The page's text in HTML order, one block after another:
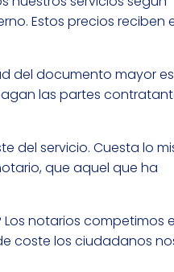
Estos precios reciben
del documento mayor
las partes
del servicio. Cuesta lo
que aquel que ha
notarios competimos
coste los ciudadanos